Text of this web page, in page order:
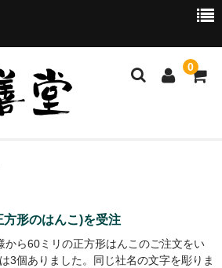
0
ついて
形のはんこ)を受注
ら60ミリの正方形はんこのご注文をい
3個ありました。同じ社名の文字を彫りま